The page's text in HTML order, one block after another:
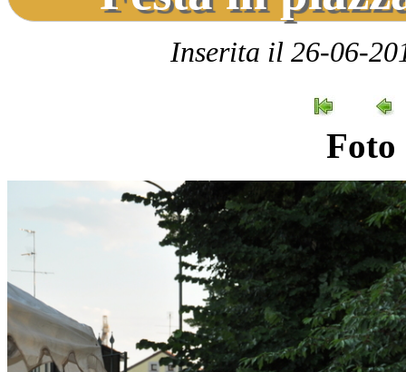
Inserita il 26-06-
Foto